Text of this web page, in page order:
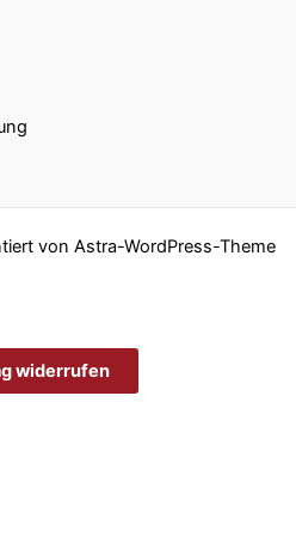
von Astra-WordPress-Theme
widerrufen